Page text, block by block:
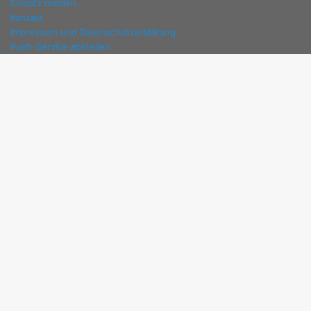
Einsatz melden
Kontakt
Impressum und Datenschutzerklärung
Push-Service abstellen